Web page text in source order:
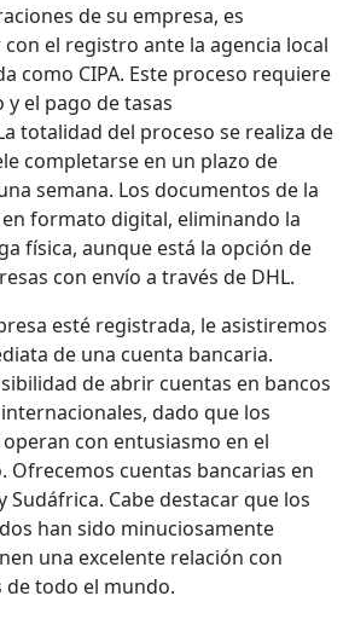
de su empresa, es
el registro ante la agencia local
como CIPA. Este proceso requiere
el pago de tasas
totalidad del proceso se realiza de
completarse en un plazo de
semana. Los documentos de la
formato digital, eliminando la
física, aunque está la opción de
con envío a través de DHL.
esté registrada, le asistiremos
de una cuenta bancaria.
de abrir cuentas en bancos
dado que los
con entusiasmo en el
Ofrecemos cuentas bancarias en
Sudáfrica. Cabe destacar que los
han sido minuciosamente
una excelente relación con
todo el mundo.